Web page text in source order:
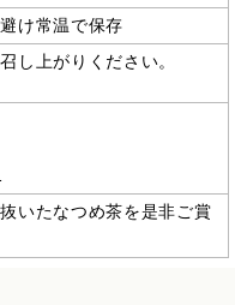
け常温で保存
し上がりください。
いたなつめ茶を是非ご賞